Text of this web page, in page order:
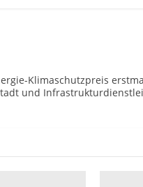
Klimaschutzpreis
und